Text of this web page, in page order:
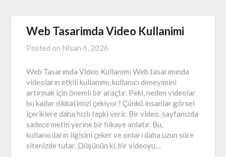
Web Tasarimda Video Kullanimi
Posted on Nisan 6, 2026
Web Tasarımda Video Kullanımı Web tasarımında
videoların etkili kullanımı, kullanıcı deneyimini
artırmak için önemli bir araçtır. Peki, neden videolar
bu kadar dikkatimizi çekiyor? Çünkü insanlar görsel
içeriklere daha hızlı tepki verir. Bir video, sayfanızda
sadece metin yerine bir hikaye anlatır. Bu,
kullanıcıların ilgisini çeker ve onları daha uzun süre
sitenizde tutar. Düşünün ki, bir videoyu…